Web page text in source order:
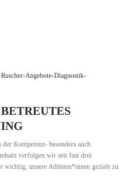
Angebote-Diagnostik-
Kompetenz- besonders auch
verfolgen wir seit fast drei
wichtig, unsere Athleten*innen gezielt zu